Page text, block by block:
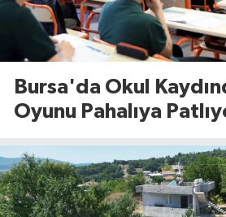
Bursa'da Okul
Oyunu Pahalıya